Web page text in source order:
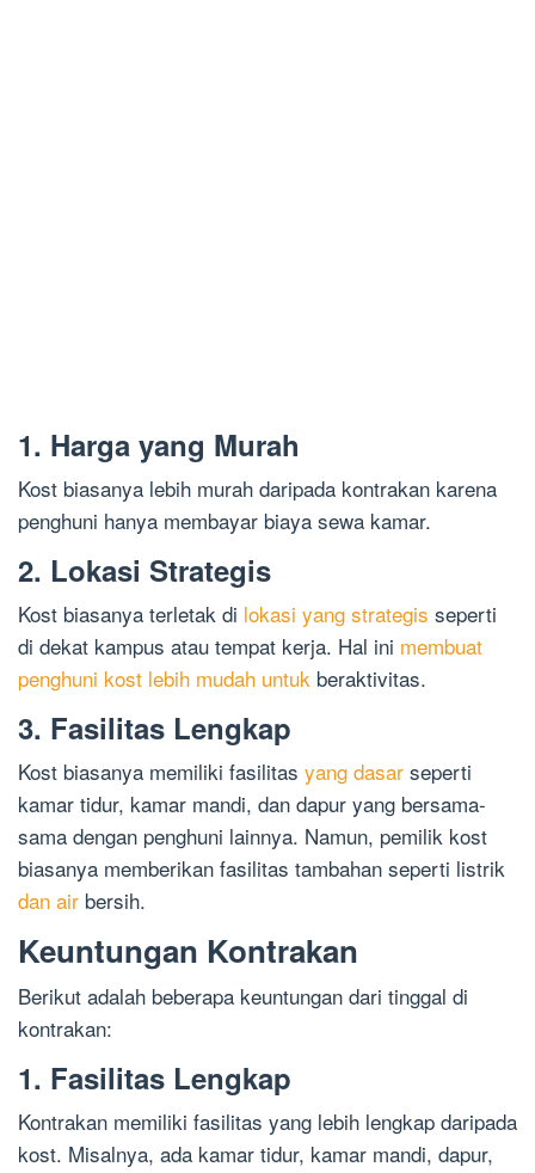
1. Harga yang Murah
Kost biasanya lebih murah daripada kontrakan karena
penghuni hanya membayar biaya sewa kamar.
2. Lokasi Strategis
Kost biasanya terletak di lokasi yang strategis seperti
di dekat kampus atau tempat kerja. Hal ini membuat
penghuni kost lebih mudah untuk beraktivitas.
3. Fasilitas Lengkap
Kost biasanya memiliki fasilitas yang dasar seperti
kamar tidur, kamar mandi, dan dapur yang bersama-
sama dengan penghuni lainnya. Namun, pemilik kost
biasanya memberikan fasilitas tambahan seperti listrik
dan air bersih.
Keuntungan Kontrakan
Berikut adalah beberapa keuntungan dari tinggal di
kontrakan:
1. Fasilitas Lengkap
Kontrakan memiliki fasilitas yang lebih lengkap daripada
kost. Misalnya, ada kamar tidur, kamar mandi, dapur,